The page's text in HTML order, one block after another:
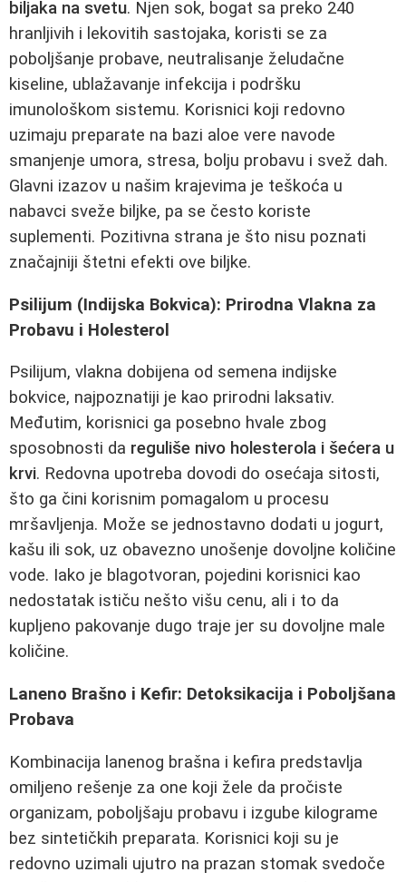
biljaka na svetu. Njen sok, bogat sa preko 240
hranljivih i lekovitih sastojaka, koristi se za
poboljšanje probave, neutralisanje želudačne
kiseline, ublažavanje infekcija i podršku
imunološkom sistemu. Korisnici koji redovno
uzimaju preparate na bazi aloe vere navode
smanjenje umora, stresa, bolju probavu i svež dah.
Glavni izazov u našim krajevima je teškoća u
nabavci sveže biljke, pa se često koriste
suplementi. Pozitivna strana je što nisu poznati
značajniji štetni efekti ove biljke.
Psilijum (Indijska Bokvica): Prirodna Vlakna za
Probavu i Holesterol
Psilijum, vlakna dobijena od semena indijske
bokvice, najpoznatiji je kao prirodni laksativ.
Međutim, korisnici ga posebno hvale zbog
sposobnosti da reguliše nivo holesterola i šećera u
krvi. Redovna upotreba dovodi do osećaja sitosti,
što ga čini korisnim pomagalom u procesu
mršavljenja. Može se jednostavno dodati u jogurt,
kašu ili sok, uz obavezno unošenje dovoljne količine
vode. Iako je blagotvoran, pojedini korisnici kao
nedostatak ističu nešto višu cenu, ali i to da
kupljeno pakovanje dugo traje jer su dovoljne male
količine.
Laneno Brašno i Kefir: Detoksikacija i Poboljšana
Probava
Kombinacija lanenog brašna i kefira predstavlja
omiljeno rešenje za one koji žele da pročiste
organizam, poboljšaju probavu i izgube kilograme
bez sintetičkih preparata. Korisnici koji su je
redovno uzimali ujutro na prazan stomak svedoče